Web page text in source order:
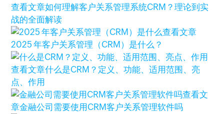
查看文章如何理解客户关系管理系统CRM？理论到实
战的全面解读
查看文章
2025 年客户关系管理（CRM）是什么？
查看文章什么是CRM？定义、功能、适用范围、亮
点、作用
查看文
章金融公司需要使用CRM客户关系管理软件吗